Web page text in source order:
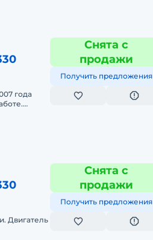
Снята с
продажи
Получить предложения
Двигатель
Снята с
продажи
Получить предложения